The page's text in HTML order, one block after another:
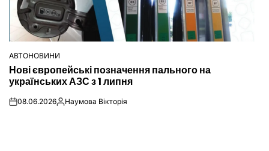
ОПУБЛІКУВАТИ
У
АВТОНОВИНИ
Нові європейські позначення пального на
українських АЗС з 1 липня
on08.06.2026Опубліковано
Наумова Вікторія